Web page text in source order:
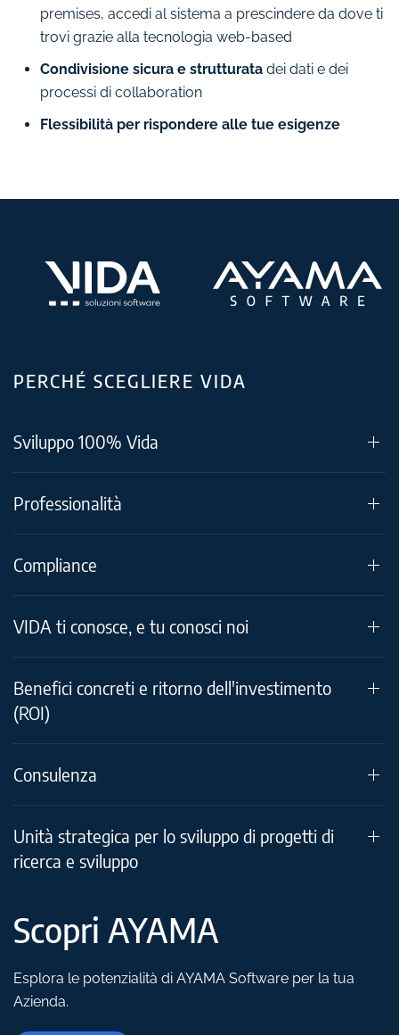
premises, accedi al sistema a prescindere da dove ti
trovi grazie alla tecnologia web-based
Condivisione sicura e strutturata dei dati e dei
processi di collaboration
Flessibilità per rispondere alle tue esigenze
PERCHÉ SCEGLIERE VIDA
Sviluppo 100% Vida
Professionalità
Compliance
VIDA ti conosce, e tu conosci noi
Benefici concreti e ritorno dell'investimento
(ROI)
Consulenza
Unità strategica per lo sviluppo di progetti di
ricerca e sviluppo
Scopri AYAMA
Esplora le potenzialità di AYAMA Software per la tua
Azienda.